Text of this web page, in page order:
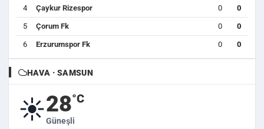
4 Çaykur Rizespor 0 0
5 Çorum Fk 0 0
6 Erzurumspor Fk 0 0
HAVA · SAMSUN
☀️28°C
Güneşli